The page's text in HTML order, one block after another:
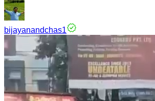
bijayanandchas1